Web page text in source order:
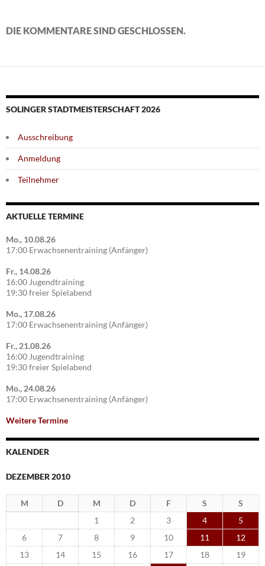
DIE KOMMENTARE SIND GESCHLOSSEN.
SOLINGER STADTMEISTERSCHAFT 2026
Ausschreibung
Anmeldung
Teilnehmer
AKTUELLE TERMINE
Mo., 10.08.26
17:00 Erwachsenentraining (Anfänger)
Fr., 14.08.26
16:00 Jugendtraining
19:30 freier Spielabend
Mo., 17.08.26
17:00 Erwachsenentraining (Anfänger)
Fr., 21.08.26
16:00 Jugendtraining
19:30 freier Spielabend
Mo., 24.08.26
17:00 Erwachsenentraining (Anfänger)
Weitere Termine
KALENDER
DEZEMBER 2010
M D M D F S
S
1
2 3 4
5
6
7 8 9 10 11
12
13
14 15 16 17 18
19